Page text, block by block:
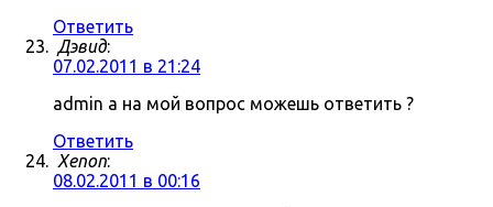
Ответить
Дэвид:
07.02.2011 в 21:24
admin а на мой вопрос можешь ответить ?
Ответить
Xenon:
08.02.2011 в 00:16